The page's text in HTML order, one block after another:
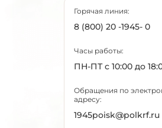
Горячая линия:
8 (800) 20 -1945- 0
Часы работы:
ПН-ПТ с 10:00 до
Обращения по
адресу:
1945poisk@polkrf.ru